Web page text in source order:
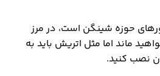
حوزه شینگن است، در مرز
ماند اما مثل اتریش باید به
نصب کنید.